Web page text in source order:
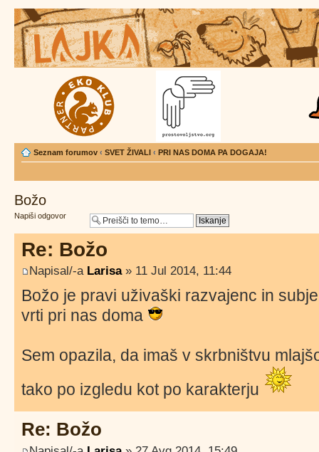
Seznam forumov ‹ SVET ŽIVALI ‹ PRI NAS DOMA PA DOGAJA!
Božo
Napiši odgovor
Re: Božo
Napisal/-a Larisa» 11 Jul 2014, 11:44
Božo je pravi uživaški razvajenc in
vrti pri nas doma
Sem opazila, da imaš v skrbništvu
tako po izgledu kot po karakterju
Re: Božo